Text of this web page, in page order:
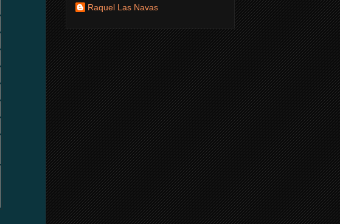
Raquel Las Navas